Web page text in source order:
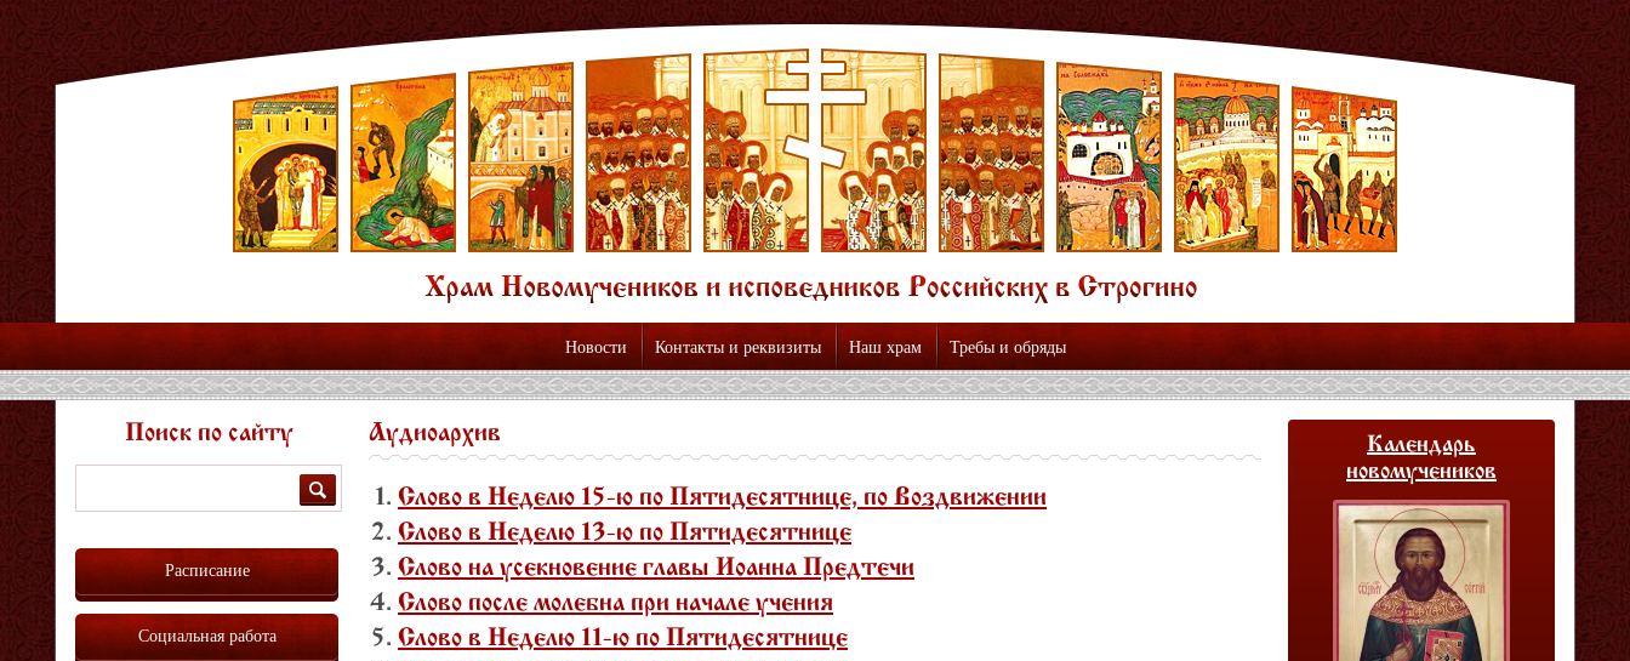
Новости Контакты и реквизиты Наш храм Требы и обряды
Аудиоархив
Слово в Неделю 15-ю по Пятидесятнице, по Воздвижении
Слово в Неделю 13-ю по Пятидесятнице
Слово на усекновение главы Иоанна Предтечи
Слово после молебна при начале учения
Слово в Неделю 11-ю по Пятидесятнице
Поиск по сайту
Расписание
Социальная работа
Календарь
новомучеников